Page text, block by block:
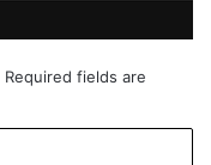
Required fields are